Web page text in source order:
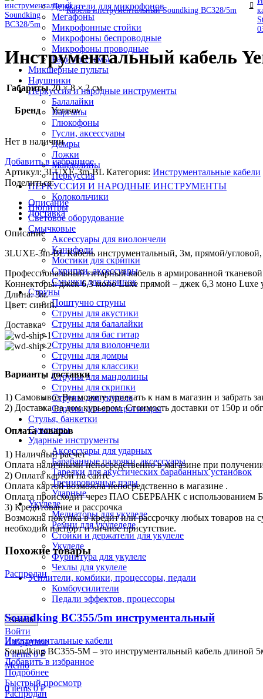
Держатели для микрофонов
Мегафоны
Микрофонные стойки
Микрофоны беспроводные
Микрофоны проводные
Радиосистемы
Микшерные пульты
Наушники
Перкуссия и народные инструменты
Балалайки
Варганы
Глюкофоны
Гусли, аксессуары
Домры
Ложки
Мандолины
Перкуссия
ПЕРКУССИЯ И НАРОДНЫЕ ИНСТРУМЕНТЫ
Колокольчики
Пюпитры
Световое оборудование
Смычковые
Аксессуары для виолончели
Канифоли
Мостики для скрипки
Скрипки, аксессуары
Смычки для скрипок
Струны
Поштучно струны
Струны для акустики
Струны для балалайки
Струны для бас гитар
Струны для виолончели
Струны для домры
Струны для классики
Струны для мандолины
Струны для скрипки
Струны для укулеле
Струны для электрогитары
Стулья, банкетки
Сувениры
Ударные инструменты
Аксессуары для ударных
Барабанные палочки, аксессуары
Тарелки для акустических барабанных установок
Тренировочные пэды
Ударные
Укулеле
Медиаторы для укулеле
Ремни для укулелеле
Стойки и держатели для укулеле
Укулеле
Фурнитура для укулеле
Чехлы для укулеле
Усилители, комбики, процессоры, педали
Комбоусилители
Педали эффектов, процессоры
Search
Войти
Избранное
0items 0₽
Меню
0items 0₽
Кабель инструментальный Soundking BC328/5m
Инструментальный кабель
Габариты 20 × 8 × 2 см
Бренд Yerasov
Нет в наличии
Добавить в избранное
Артикул:3LUXE-3m-BL Категория: Инструментальные кабели
Поделиться:
Описание
Доставка
Описание
3LUXE-3m-BL Кабель инструментальный, 3м, прямой/
Профессиональный гитарный кабель в армированной тканевой
Коннекторы: джек 6,3 моно Luxe прямой – джек 6,3 моно Luxe
Длина: 3м.
Цвет: синий.
Доставка
Варианты доставки
1) Самовывоз Вы можете приехать к нам в магазин и забрать
2) Доставка на дом курьером. Стоимость доставки от 150р и
Оплата товаров
1) Наличный расчет
Оплата наличными непосредственно в магазине при получении
2) Оплата картой на сайте
Оплата картой возможна непосредственно в магазине .
Оплата происходит через ПАО СБЕРБАНК с использованием
3) Кредитование и рассрочка
Возможна покупка в кредит или рассрочку любых товаров на
необходим паспорт и личное присутствие.
Похожие товары
Распродан
Soundking BC355/5m инструментальный
Инструментальные кабели
Soundking BC355-5M – это инструментальный кабель длиной
Добавить в избранное
Подробнее
Быстрый просмотр
Распродан